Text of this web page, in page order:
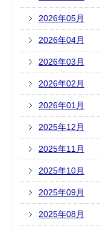
2026年05月
2026年04月
2026年03月
2026年02月
2026年01月
2025年12月
2025年11月
2025年10月
2025年09月
2025年08月